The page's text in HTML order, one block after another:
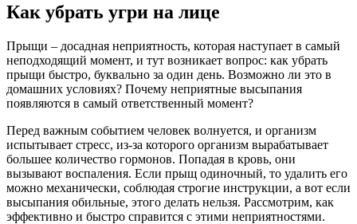
Как убрать угри на лице
Прыщи – досадная неприятность, которая наступает в самый
неподходящий момент, и тут возникает вопрос: как убрать
прыщи быстро, буквально за один день. Возможно ли это в
домашних условиях? Почему неприятные высыпания
появляются в самый ответственный момент?
Перед важным событием человек волнуется, и организм
испытывает стресс, из-за которого организм вырабатывает
большее количество гормонов. Попадая в кровь, они
вызывают воспаления. Если прыщ одиночный, то удалить его
можно механически, соблюдая строгие инструкции, а вот если
высыпания обильные, этого делать нельзя. Рассмотрим, как
эффективно и быстро справится с этими неприятностями.